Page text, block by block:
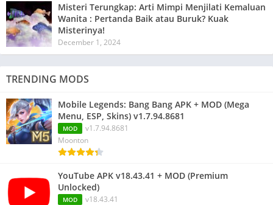
Misteri Terungkap: Arti Mimpi Menjilati Kemaluan
Wanita : Pertanda Baik atau Buruk? Kuak
Misterinya!
December 1, 2024
TRENDING MODS
Mobile Legends: Bang Bang APK + MOD (Mega
Menu, ESP, Skins) v1.7.94.8681
MOD
v1.7.94.8681
Moonton
YouTube APK v18.43.41 + MOD (Premium
Unlocked)
MOD
v18.43.41